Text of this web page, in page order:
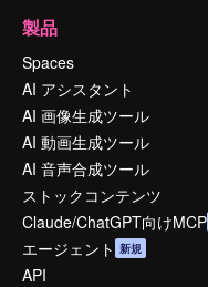
製品
Spaces
AI アシスタント
AI 画像生成ツール
AI 動画生成ツール
AI 音声合成ツール
ストックコンテンツ
Claude/ChatGPT向けMCP
エージェント 新規
API